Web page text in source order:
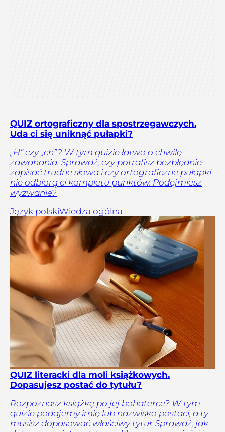
QUIZ ortograficzny dla spostrzegawczych.
Uda ci się uniknąć pułapki?
„H” czy „ch”? W tym quizie łatwo o chwilę
zawahania. Sprawdź, czy potrafisz bezbłędnie
zapisać trudne słowa i czy ortograficzne pułapki
nie odbiorą ci kompletu punktów. Podejmiesz
wyzwanie?
Język polskiWiedza ogólna
QUIZ literacki dla moli książkowych.
Dopasujesz postać do tytułu?
Rozpoznasz książkę po jej bohaterce? W tym
quizie podajemy imię lub nazwisko postaci, a ty
musisz dopasować właściwy tytuł. Sprawdź, jak